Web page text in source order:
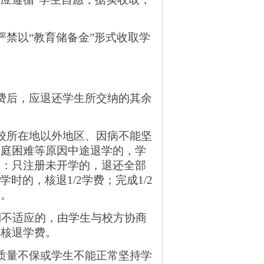
以“教育储备金”形式收取学
后，应退还学生所交纳的其余
所在地以外地区、因病不能坚
困难等原因中途退学的，学
只注册未开学的，退还全部
时的，核退1/2学费；完成1/2
适应的，由学生与校方协商
退学费。
量不保或学生不能正常坚持学